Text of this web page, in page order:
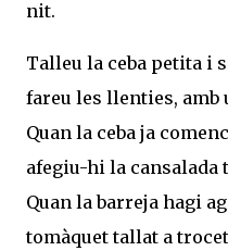
nit.
Talleu la ceba petita i
fareu les llenties, amb
Quan la ceba ja
afegiu-hi la cansalada
Quan la barreja hagi
tomàquet tallat a